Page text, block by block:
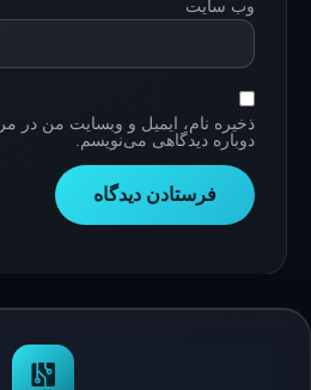
وب‌ سایت
ذخیره نام، ایمیل و وبسایت من در
دوباره دیدگاهی می‌نویسم.